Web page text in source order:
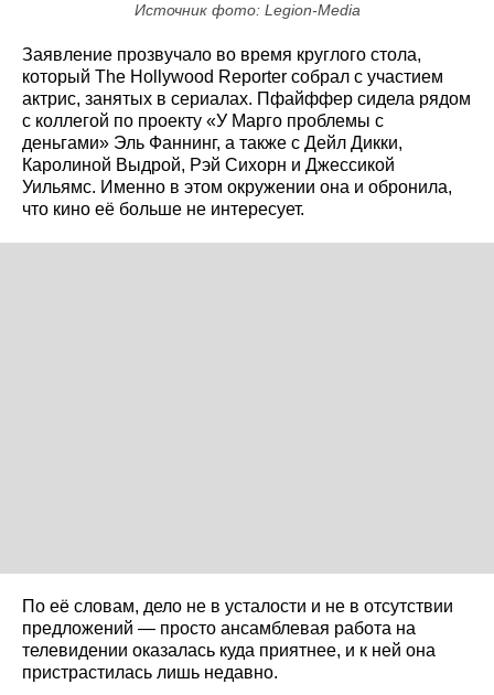
Источник фото: Legion-Media
Заявление прозвучало во время круглого стола,
который The Hollywood Reporter собрал с участием
актрис, занятых в сериалах. Пфайффер сидела рядом
с коллегой по проекту «У Марго проблемы с
деньгами» Эль Фаннинг, а также с Дейл Дикки,
Каролиной Выдрой, Рэй Сихорн и Джессикой
Уильямс. Именно в этом окружении она и обронила,
что кино её больше не интересует.
По её словам, дело не в усталости и не в отсутствии
предложений — просто ансамблевая работа на
телевидении оказалась куда приятнее, и к ней она
пристрастилась лишь недавно.